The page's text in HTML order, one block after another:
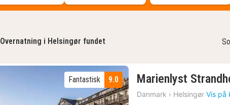
Overnatning i Helsingør fundet
9.0
Fantastisk Marienlyst
Danmark › Helsingør Vis på